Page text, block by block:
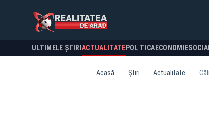
ULTIMELE ȘTIRI ACTUALITATE POLITICA ECONOMIE
Acasă Știri Actualitate